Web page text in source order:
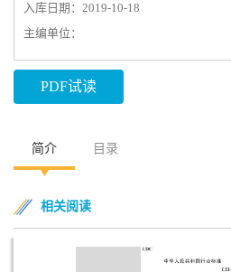
入库日期：2019-10-18
主编单位：
PDF试读
简介 目录
相关阅读